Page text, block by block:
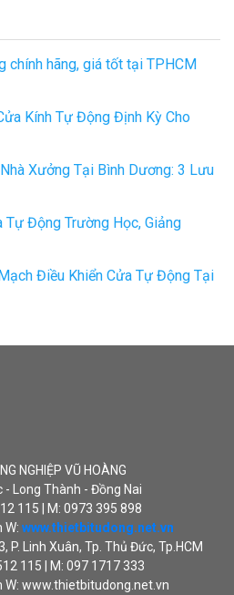
chính hãng, giá tốt tại TPHCM
Kính Tự Động Định Kỳ Cho
Xưởng Tại Bình Dương: 3 Lưu
Động Trường Học, Giảng
Điều Khiển Cửa Tự Động Tại
NGHIỆP VŨ HOÀNG
- Long Thành - Đồng Nai
115 | M: 0973 395 898
W: www.thietbitudong.net.vn
P. Linh Xuân, Tp. Thủ Đức, Tp.HCM
115 | M: 097 1717 333
W: www.thietbitudong.net.vn